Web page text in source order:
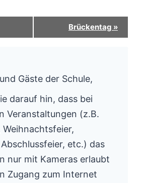
Brückentag »
Gäste der Schule,
darauf hin, dass bei
Veranstaltungen (z.B.
Weihnachtsfeier,
etc.) das
nur mit Kameras erlaubt
Zugang zum Internet